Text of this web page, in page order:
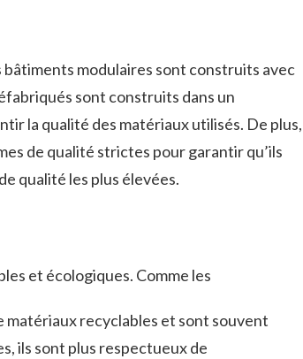
bâtiments modulaires sont construits avec
sont construits dans un
la qualité des matériaux utilisés. De plus,
de qualité strictes pour garantir qu’ils
qualité les plus élevées.
et écologiques. Comme les
recyclables et sont souvent
ils sont plus respectueux de